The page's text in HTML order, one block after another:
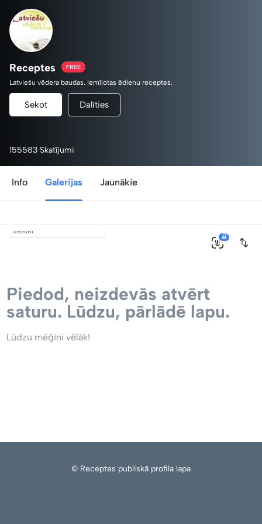
Receptes FREE
Latviešu vēdera baudas. Iemīļotas ēdienu receptes.
Sekot Dalīties
155583 Skatījumi
Info Galerijas Jaunākie
0
AI
Piedod, neizdevās atvērt
saturu. Lūdzu, pārlādē lapu.
Lūdzu mēģini vēlāk!
© Receptes publiskā profila lapa